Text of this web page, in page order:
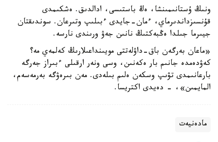
ونىڭ ۇستانىمىنشا، ەڭ باستىسى، ادالدىق. ەشكىمدى
قۇنسىزداندىرماي، ءمان-جايدى ءبىلىپ وتىرعان. سوندىقتان
جيىرما جىلدا ەڭبەكتىڭ نانىن جەۋ ورىندى نارسە.
«ماعان بەرگەن باق-داۋلەتتى مويىنداعىلارىڭ كەلمەي مە؟
كەۋدەمدە جانىم بار ەكەنىن، وسى ونەر ارقىلى ءبىراز جەرگە
بارعانىمدى تۋىپ وسكەن ەلىم بىلەدى. مەن بىرەۋگە بەرمەسەم،
المايمىن»، - دەيدى اكتريسا.
مادەنيەت